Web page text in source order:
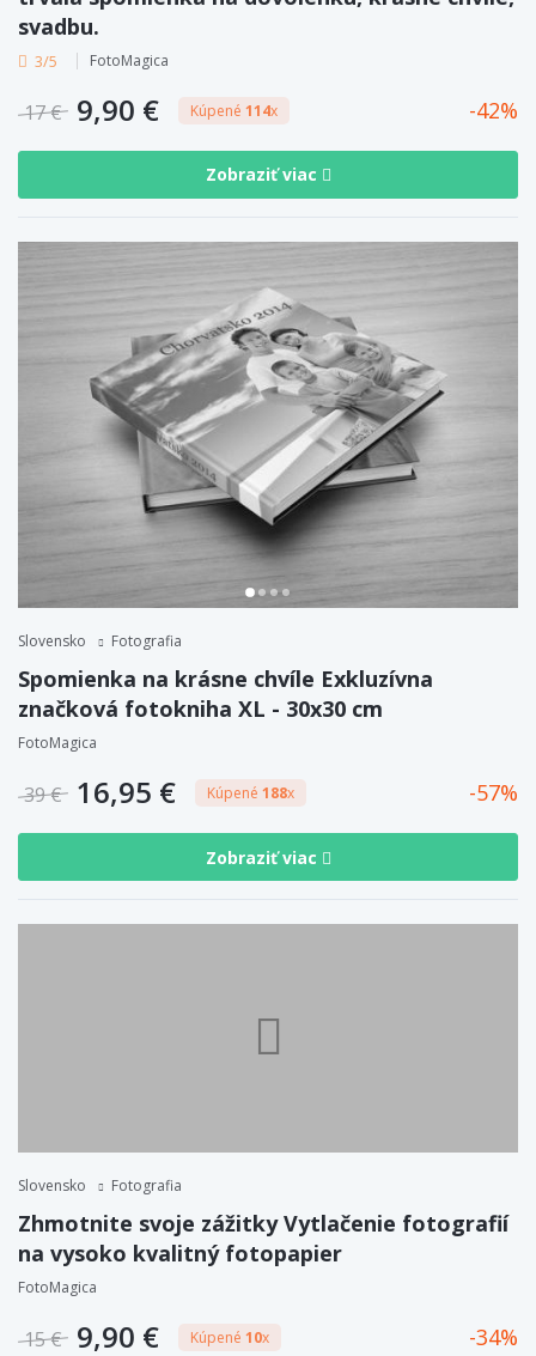
svadbu.
3/5 FotoMagica
17 € 9,90 € Kúpené 114x 42
Zobraziť viac
Slovensko Fotografia
Spomienka na krásne chvíle Exkluzívna
značková fotokniha XL - 30x30 cm
FotoMagica
39 € 16,95 € Kúpené 188x 57
Zobraziť viac
Slovensko Fotografia
Zhmotnite svoje zážitky Vytlačenie fotografií
na vysoko kvalitný fotopapier
FotoMagica
15 € 9,90 € Kúpené 10x 34